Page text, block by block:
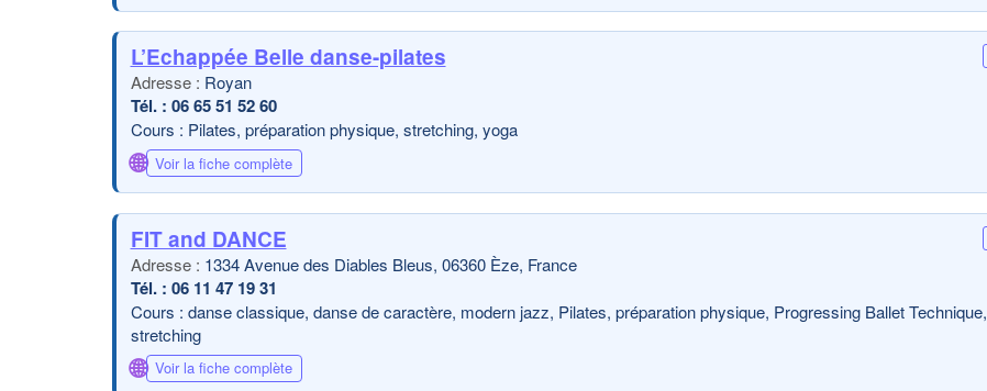
L’Echappée Belle danse-pilates
Royan
06 65 51 52 60
Cours : Pilates, préparation physique, stretching, yoga
🌐 Voir la fiche complète
FIT and DANCE
1334 Avenue des Diables Bleus, 06360 Èze, France
06 11 47 19 31
Cours : danse classique, danse de caractère, modern jazz, Pilates, préparation physique, Progressing Ballet Technique,
stretching
🌐 Voir la fiche complète